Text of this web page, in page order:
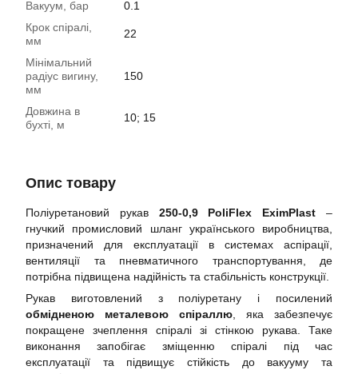
Вакуум, бар
0.1
Крок спіралі,
мм
22
Мінімальний
радіус вигину,
мм
150
Довжина в
бухті, м
10; 15
Опис товару
Поліуретановий рукав 250-0,9 PoliFlex EximPlast –
гнучкий промисловий шланг українського виробництва,
призначений для експлуатації в системах аспірації,
вентиляції та пневматичного транспортування, де
потрібна підвищена надійність та стабільність конструкції.
Рукав виготовлений з поліуретану і посилений
обмідненою металевою спіраллю , яка забезпечує
покращене зчеплення спіралі зі стінкою рукава. Таке
виконання запобігає зміщенню спіралі під час
експлуатації та підвищує стійкість до вакууму та